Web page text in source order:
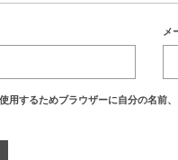
メ
用するためブラウザーに自分の名前